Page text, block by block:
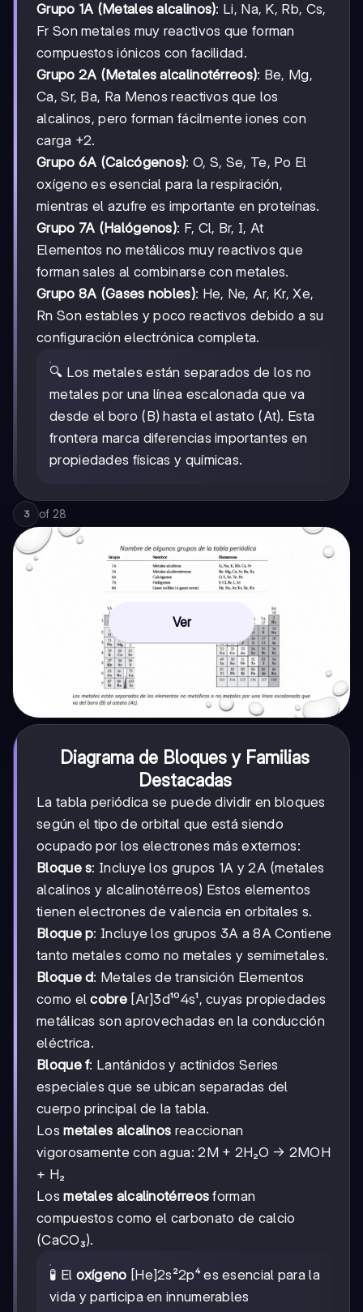
Grupo 1A (Metales alcalinos): Li, Na, K, Rb, Cs,
Fr Son metales muy reactivos que forman
compuestos iónicos con facilidad.
Grupo 2A (Metales alcalinotérreos): Be, Mg,
Ca, Sr, Ba, Ra Menos reactivos que los
alcalinos, pero forman fácilmente iones con
carga +2.
Grupo 6A (Calcógenos): O, S, Se, Te, Po El
oxígeno es esencial para la respiración,
mientras el azufre es importante en proteínas.
Grupo 7A (Halógenos): F, Cl, Br, I, At
Elementos no metálicos muy reactivos que
forman sales al combinarse con metales.
Grupo 8A (Gases nobles): He, Ne, Ar, Kr, Xe,
Rn Son estables y poco reactivos debido a su
configuración electrónica completa.
🔍 Los metales están separados de los no
metales por una línea escalonada que va
desde el boro (B) hasta el astato (At). Esta
frontera marca diferencias importantes en
propiedades físicas y químicas.
3 of 28
Ver
Diagrama de Bloques y Familias
Destacadas
La tabla periódica se puede dividir en bloques
según el tipo de orbital que está siendo
ocupado por los electrones más externos:
Bloque s: Incluye los grupos 1A y 2A (metales
alcalinos y alcalinotérreos) Estos elementos
tienen electrones de valencia en orbitales s.
Bloque p: Incluye los grupos 3A a 8A Contiene
tanto metales como no metales y semimetales.
Bloque d: Metales de transición Elementos
como elcobre[Ar]3d¹⁰4s¹, cuyas propiedades
metálicas son aprovechadas en la conducción
eléctrica.
Bloque f: Lantánidos y actínidos Series
especiales que se ubican separadas del
cuerpo principal de la tabla.
Losmetales alcalinos reaccionan
vigorosamente con agua: 2M + 2H₂O → 2MOH
+ H₂
Losmetales alcalinotérreos forman
compuestos como el carbonato de calcio
(CaCO₃).
🧪 El oxígeno [He]2s²2p⁴ es esencial para la
vida y participa en innumerables